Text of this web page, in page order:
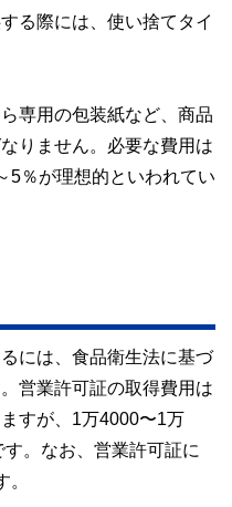
る際には、使い捨てタイ
専用の包装紙など、商品
りません。必要な費用は
5％が理想的といわれてい
には、食品衛生法に基づ
営業許可証の取得費用は
すが、1万4000〜1万
。なお、営業許可証に